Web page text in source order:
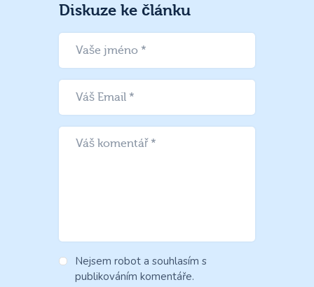
Diskuze ke článku
Nejsem robot a souhlasím s
publikováním komentáře.